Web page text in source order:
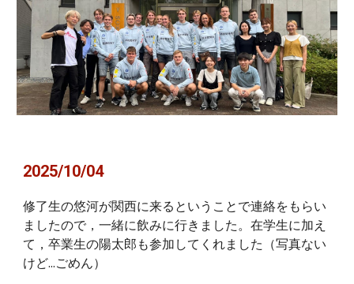
2025/10/04
修了生の悠河が関西に来るということで連絡をもらい
ましたので，一緒に飲みに行きました。在学生に加え
て，卒業生の陽太郎も参加してくれました（写真ない
けど...ごめん）